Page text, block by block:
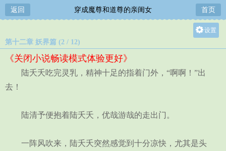
返回 穿成魔尊和道尊的亲闺女 首页
设置
中
第十二章 妖界篇 (2 / 12)
《关闭小说畅读模式体验更好》
陆夭夭吃完灵乳，精神十足的指着门外，“啊啊！”出
去！
陆清予便抱着陆夭夭，优哉游哉的走出门。
一阵风吹来，陆夭夭突然感觉到十分凉快，尤其是头